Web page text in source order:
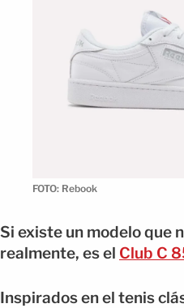
FOTO: Rebook
Si existe un modelo que
realmente, es el Club C
Inspirados en el tenis